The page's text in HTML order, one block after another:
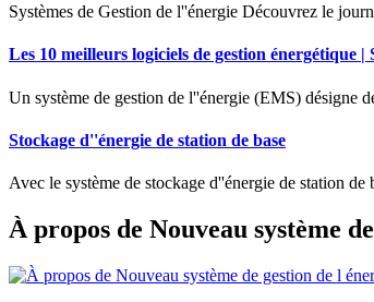
Systèmes de Gestion de l''énergie Découvrez le
Les 10 meilleurs logiciels de gestion énergétique
Un système de gestion de l''énergie (EMS) désigne
Stockage d''énergie de station de base
Avec le système de stockage d''énergie de station
À propos de Nouveau système